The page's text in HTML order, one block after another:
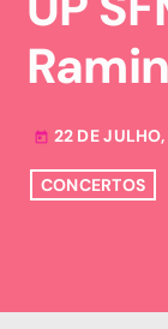
today 22 DE
CONCERTOS